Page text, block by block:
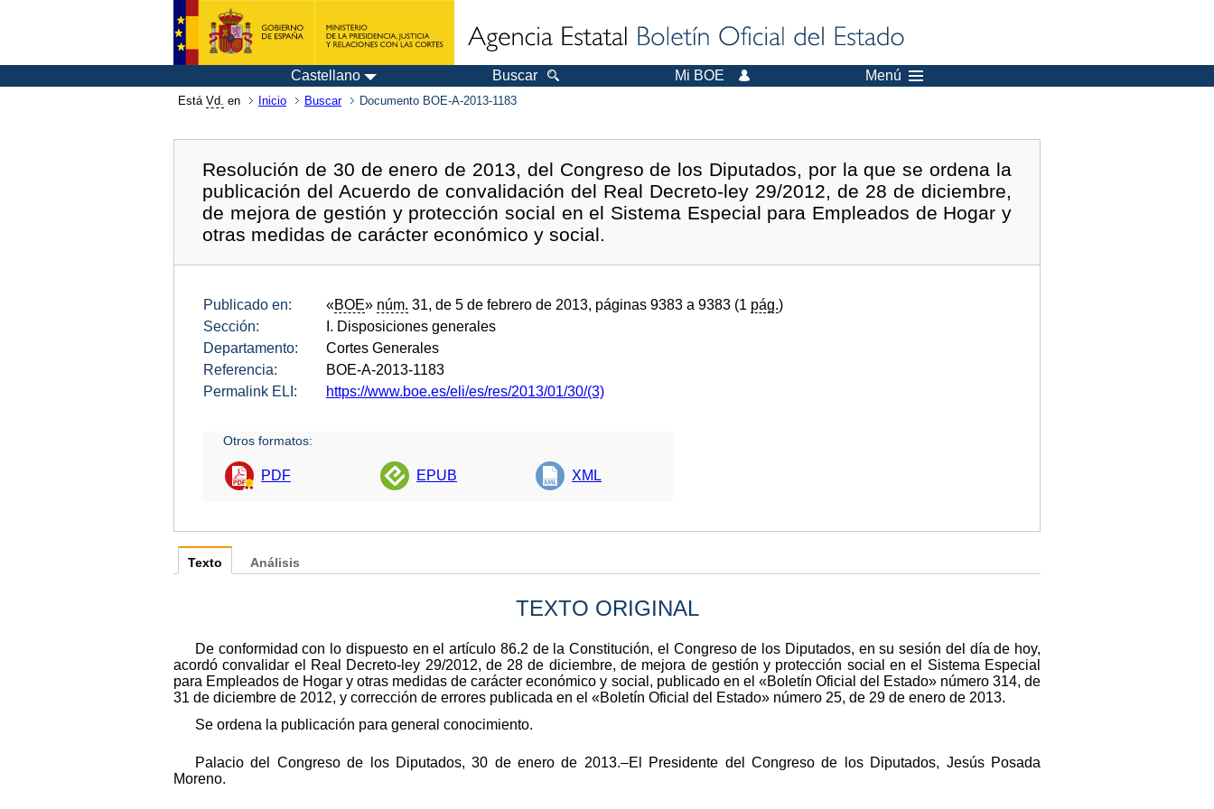
Castellano Buscar Mi BOE Menú
Está Vd. en Inicio Buscar Documento BOE-A-2013-1183
Resolución de 30 de enero de 2013, del Congreso de los Diputados, por la que se ordena la
publicación del Acuerdo de convalidación del Real Decreto-ley 29/2012, de 28 de diciembre,
de mejora de gestión y protección social en el Sistema Especial para Empleados de Hogar y
otras medidas de carácter económico y social.
Publicado en: «BOE» núm. 31, de 5 de febrero de 2013, páginas 9383 a 9383 (1 pág.)
Sección:
I. Disposiciones generales
Departamento:
Cortes Generales
Referencia:
BOE-A-2013-1183
Permalink ELI:
https://www.boe.es/eli/es/res/2013/01/30/(3)
Otros formatos:
PDF EPUB XML
Texto
TEXTO ORIGINAL
De conformidad con lo dispuesto en el artículo 86.2 de la Constitución, el Congreso de los Diputados, en su sesión del día de hoy,
acordó convalidar el Real Decreto-ley 29/2012, de 28 de diciembre, de mejora de gestión y protección social en el Sistema Especial
para Empleados de Hogar y otras medidas de carácter económico y social, publicado en el «Boletín Oficial del Estado» número 314, de
31 de diciembre de 2012, y corrección de errores publicada en el «Boletín Oficial del Estado» número 25, de 29 de enero de 2013.
Se ordena la publicación para general conocimiento.
Palacio del Congreso de los Diputados, 30 de enero de 2013.–El Presidente del Congreso de los Diputados, Jesús Posada
Moreno.
Análisis